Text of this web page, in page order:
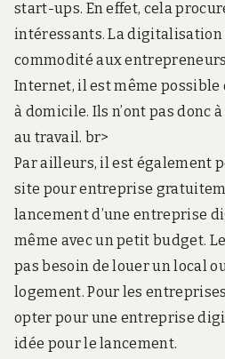
start-ups. En effet, cela
intéressants. La digitalisation
commodité aux
Internet, il est même possible
à domicile. Ils n’ont pas donc
au travail. br>
Par ailleurs, il est également
site pour entreprise
lancement d’une entreprise
même avec un petit budget.
pas besoin de louer un local
logement. Pour les
opter pour une entreprise
idée pour le lancement.